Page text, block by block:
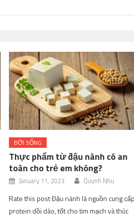
ĐỜI SỐNG
Thực phẩm từ đậu nành có an
toàn cho trẻ em không?
January 11, 2023 Quynh Nhu
Rate this post Đậu nành là nguồn cung
protein dồi dào, tốt cho tim mạch và thúc